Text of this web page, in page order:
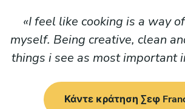
I feel like cooking is a way
myself. Being creative, clean
things i see as most important
Κάντε κράτηση Σεφ